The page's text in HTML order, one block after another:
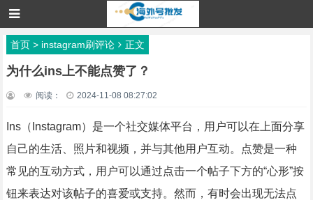
首页> instagram刷评论 正文
为什么ins上不能点赞了？
阅读： 2024-11-08 08:27:02
Ins（Instagram）是一个社交媒体平台，用户可以在上面分享
自己的生活、照片和视频，并与其他用户互动。点赞是一种
常见的互动方式，用户可以通过点击一个帖子下方的“心形”按
钮来表达对该帖子的喜爱或支持。然而，有时会出现无法点